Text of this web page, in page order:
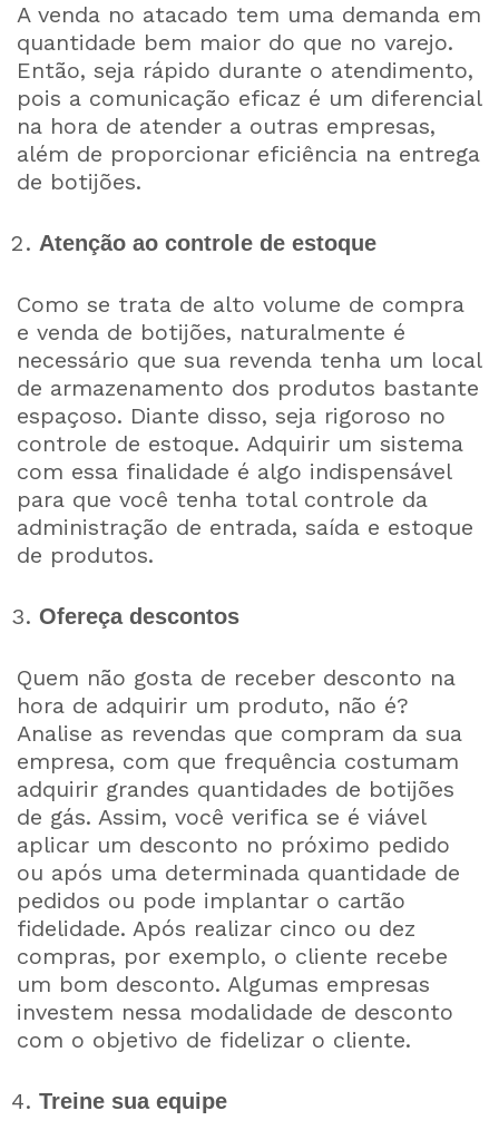
A venda no atacado tem uma demanda em
quantidade bem maior do que no varejo.
Então, seja rápido durante o atendimento,
pois a comunicação eficaz é um diferencial
na hora de atender a outras empresas,
além de proporcionar eficiência na entrega
de botijões.
Atenção ao controle de estoque
Como se trata de alto volume de compra
e venda de botijões, naturalmente é
necessário que sua revenda tenha um local
de armazenamento dos produtos bastante
espaçoso. Diante disso, seja rigoroso no
controle de estoque. Adquirir um sistema
com essa finalidade é algo indispensável
para que você tenha total controle da
administração de entrada, saída e estoque
de produtos.
Ofereça descontos
Quem não gosta de receber desconto na
hora de adquirir um produto, não é?
Analise as revendas que compram da sua
empresa, com que frequência costumam
adquirir grandes quantidades de botijões
de gás. Assim, você verifica se é viável
aplicar um desconto no próximo pedido
ou após uma determinada quantidade de
pedidos ou pode implantar o cartão
fidelidade. Após realizar cinco ou dez
compras, por exemplo, o cliente recebe
um bom desconto. Algumas empresas
investem nessa modalidade de desconto
com o objetivo de fidelizar o cliente.
Treine sua equipe